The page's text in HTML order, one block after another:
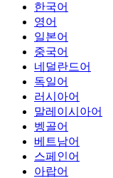
한국어
영어
일본어
중국어
네덜란드어
독일어
러시아어
말레이시아어
벵골어
베트남어
스페인어
아랍어